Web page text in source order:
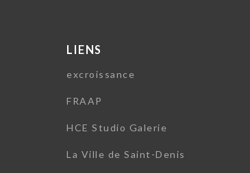
LIENS
excroissance
FRAAP
HCE Studio Galerie
La Ville de Saint-Denis